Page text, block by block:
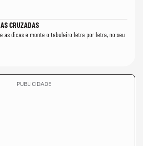
CRUZADAS
as dicas e monte o tabuleiro letra por letra, no seu
PUBLICIDADE